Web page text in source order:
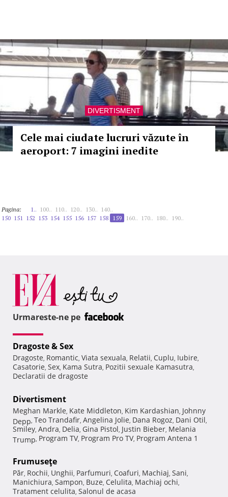
DIVERTISMENT
Cele mai ciudate lucruri văzute în
aeroport: 7 imagini inedite
Pagina: 1.. 100.. 110.. 120.. 130.. 140..
150 151 152 153 154 155 156 157 158 159 160.. 170.. 180.. 190..
Urmareste-ne pe
Dragoste & Sex
Dragoste, Romantic, Viata sexuala, Relatii, Cuplu, Iubire,
Casatorie, Sex, Kama Sutra, Pozitii sexuale Kamasutra,
Declaratii de dragoste
Divertisment
Meghan Markle, Kate Middleton, Kim Kardashian, Johnny
Depp, Teo Trandafir, Angelina Jolie, Dana Rogoz, Dani Otil,
Smiley, Andra, Delia, Gina Pistol, Justin Bieber, Melania
Trump, Program TV, Program Pro TV, Program Antena 1
Frumuseţe
Păr, Rochii, Unghii, Parfumuri, Coafuri, Machiaj, Sani,
Manichiura, Sampon, Buze, Celulita, Machiaj ochi,
Tratament celulita, Salonul de acasa